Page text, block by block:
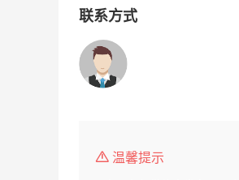
联系方式
温馨提示